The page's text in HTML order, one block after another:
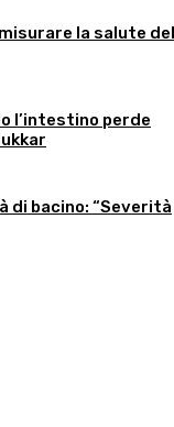
la salute del
l’intestino perde
di bacino: “Severità